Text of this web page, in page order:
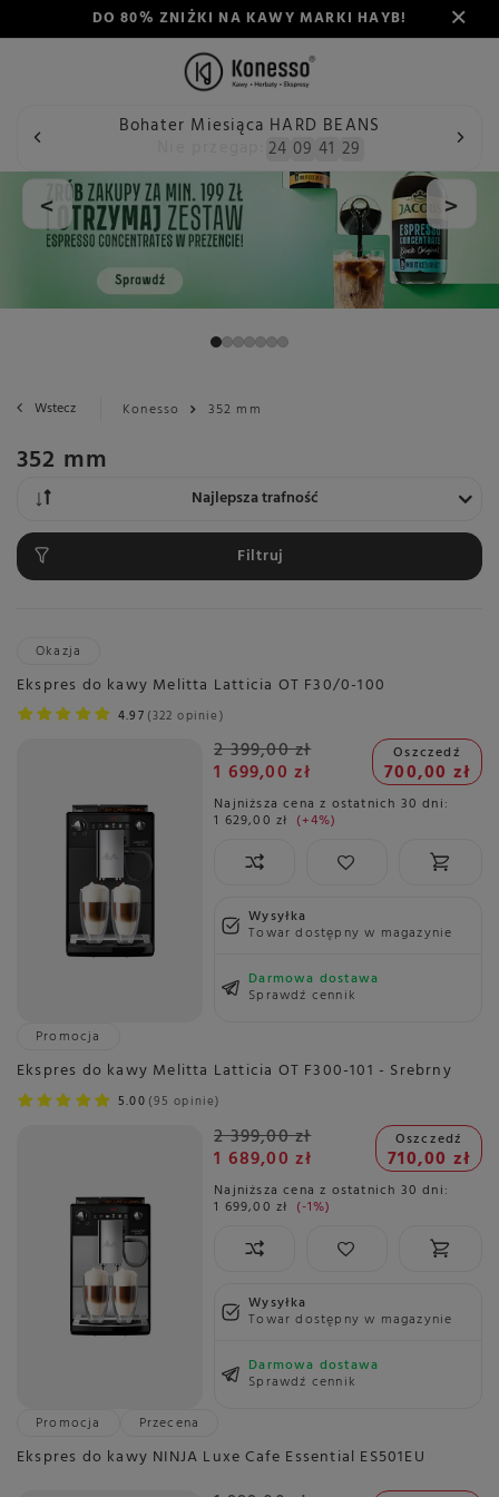
DO 80% ZNIŻKI NA KAWY MARKI HAYB!
Bohater Miesiąca HARD BEANS
24 09 41 28
< >
Wstecz Konesso 352 mm
352 mm
Zmień sortowanie
Najlepsza trafność
Filtruj
Okazja
Ekspres do kawy Melitta Latticia OT F30/0-100
4.97 322 opinie
2 399,00 zł
1 699,00 zł
Oszczedź
700,00 zł
Najniższa cena z ostatnich 30 dni:
1 629,00 zł +4%
Wysyłka
Towar dostępny w magazynie
Darmowa dostawa
Sprawdź cennik
Promocja
Ekspres do kawy Melitta Latticia OT F300-101 - Srebrny
5.00 95 opinie
2 399,00 zł
1 689,00 zł
Oszczedź
710,00 zł
Najniższa cena z ostatnich 30 dni:
1 699,00 zł -1%
Wysyłka
Towar dostępny w magazynie
Darmowa dostawa
Sprawdź cennik
Promocja
Przecena
Ekspres do kawy NINJA Luxe Cafe Essential ES501EU